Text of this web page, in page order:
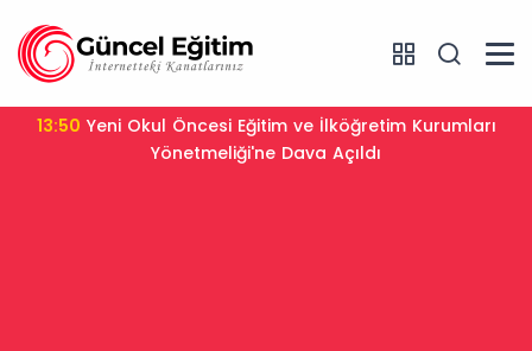
13:50
Yönetmeliği'ne Dava Açıldı